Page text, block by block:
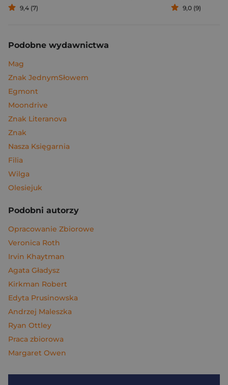
9,4 (7) 9,0 (9)
Podobne wydawnictwa
Mag
Znak JednymSłowem
Egmont
Moondrive
Znak Literanova
Znak
Nasza Księgarnia
Filia
Wilga
Olesiejuk
Podobni autorzy
Opracowanie Zbiorowe
Veronica Roth
Irvin Khaytman
Agata Gładysz
Kirkman Robert
Edyta Prusinowska
Andrzej Maleszka
Ryan Ottley
Praca zbiorowa
Margaret Owen